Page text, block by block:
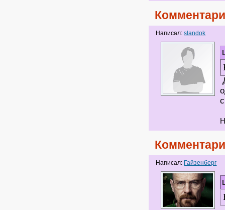
Написал:slandok
Написал: Гайзенберг